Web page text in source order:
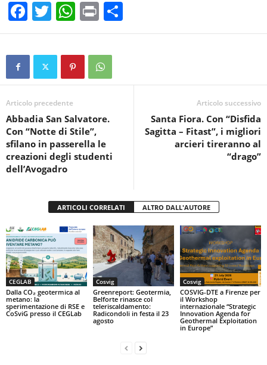
F
a
c
b
o
o
k
T
wi
tt
W
h
at
s
A
p
Pr
in
t
o
vi
Articolo precedente
Abbadia San Salvatore.
Con “Notte di Stile”,
sfilano in passerella le
creazioni degli studenti
dell’Avogadro
Articolo successivo
Santa Fiora. Con “Disfida
Sagitta – Fitast”, i migliori
arcieri tireranno al
“drago”
ARTICOLI CORRELATI ALTRO DALL'AUTORE
CEGLAB
Dalla CO₂ geotermica al
metano: la
sperimentazione di RSE e
CoSviG presso il CEGLab
Cosvig
Greenreport: Geotermia,
Belforte rinasce col
teleriscaldamento:
Radicondoli in festa il 23
agosto
Cosvig
COSVIG-DTE a Firenze per
il Workshop
internazionale “Strategic
Innovation Agenda for
Geothermal Exploitation
in Europe”